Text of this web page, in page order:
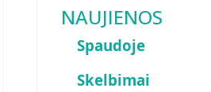
NAUJIENOS
Spaudoje
Skelbimai